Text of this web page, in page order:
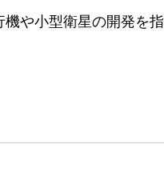
や小型衛星の開発を指